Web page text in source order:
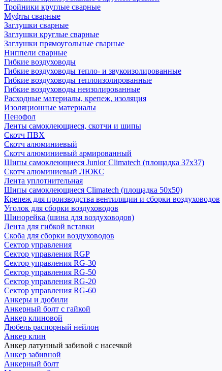
Тройники круглые сварные
Муфты сварные
Заглушки сварные
Заглушки круглые сварные
Заглушки прямоугольные сварные
Ниппели сварные
Гибкие воздуховоды
Гибкие воздуховоды тепло- и звукоизолированные
Гибкие воздуховоды теплоизолированные
Гибкие воздуховоды неизолированные
Расходные материалы, крепеж, изоляция
Изоляционные материалы
Пенофол
Ленты самоклеющиеся, скотчи и шипы
Скотч ПВХ
Скотч алюминиевый
Скотч алюминиевый армированный
Шипы самоклеющиеся Junior Climatech (площадка 37х37)
Скотч алюминиевый ЛЮКС
Лента уплотнительная
Шипы самоклеющиеся Climatech (площадка 50х50)
Крепеж для производства вентиляции и сборки воздуховодов
Уголок для сборки воздуховодов
Шинорейка (шина для воздуховодов)
Лента для гибкой вставки
Скоба для сборки воздуховодов
Сектор управления
Сектор управления RGP
Сектор управления RG-30
Сектор управления RG-50
Сектор управления RG-20
Сектор управления RG-60
Анкеры и дюбили
Анкерный болт с гайкой
Анкер клиновой
Дюбель распорный нейлон
Анкер клин
Анкер латунный забивой с насечкой
Анкер забивной
Анкерный болт